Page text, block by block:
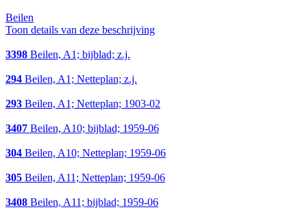
Beilen
Toon details van deze beschrijving
3398 Beilen, A1; bijblad; z.j.
294 Beilen, A1; Netteplan; z.j.
293 Beilen, A1; Netteplan; 1903-02
3407 Beilen, A10; bijblad; 1959-06
304 Beilen, A10; Netteplan; 1959-06
305 Beilen, A11; Netteplan; 1959-06
3408 Beilen, A11; bijblad; 1959-06